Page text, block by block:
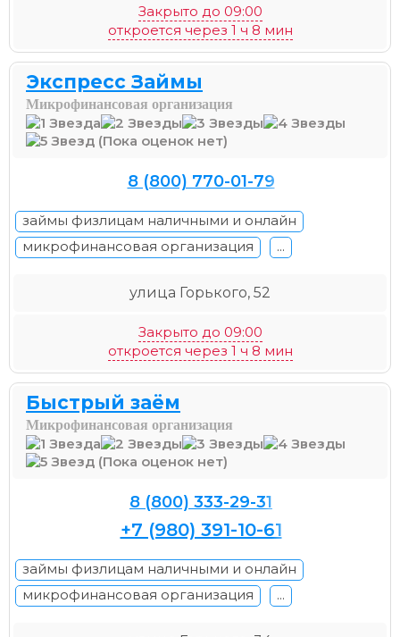
Закрыто до 09:00
откроется через 1 ч 8 мин
Экспресс Займы
Микрофинансовая организация
(Пока оценок нет)
8 (800) 770-01-79
займы физлицам наличными и онлайн
микрофинансовая организация
...
улица Горького, 52
Закрыто до 09:00
откроется через 1 ч 8 мин
Быстрый заём
Микрофинансовая организация
(Пока оценок нет)
8 (800) 333-29-31
+7 (980) 391-10-61
займы физлицам наличными и онлайн
микрофинансовая организация
...